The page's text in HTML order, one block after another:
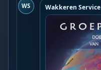
WS Wakkeren Service